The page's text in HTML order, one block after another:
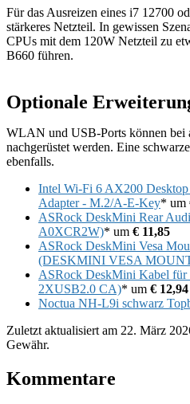
Für das Ausreizen eines i7 12700
stärkeres Netzteil. In gewissen
CPUs mit dem 120W Netzteil zu
B660 führen.
Optionale
WLAN und USB-Ports können bei
nachgerüstet werden. Eine
ebenfalls.
Intel Wi-Fi 6 AX200
Adapter - M.2/A-E-Key* um
ASRock DeskMini Rear
A0XCR2W)* um € 11,85
ASRock DeskMini Vesa
(DESKMINI VESA
ASRock DeskMini Kabel
2XUSB2.0 CA)* um € 12,94
Noctua NH-L9i schwarz
Zuletzt aktualisiert am 22. März
Gewähr.
Kommentare